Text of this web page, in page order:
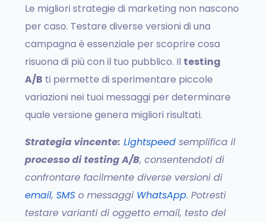
Le migliori strategie di marketing non nascono
per caso. Testare diverse versioni di una
campagna è essenziale per scoprire cosa
risuona di più con il tuo pubblico. Il testing
A/B ti permette di sperimentare piccole
variazioni nei tuoi messaggi per determinare
quale versione genera migliori risultati.
Strategia vincente: Lightspeed semplifica il
processo di testing A/B, consentendoti di
confrontare facilmente diverse versioni di
email,SMS o messaggi WhatsApp. Potresti
testare varianti di oggetto email, testo del